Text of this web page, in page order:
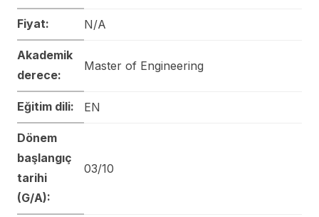
Fiyat: N/A
Akademik
derece:
Master of Engineering
Eğitim dili: EN
Dönem
başlangıç
tarihi
(G/A):
03/10